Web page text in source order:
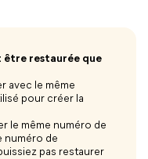
être restaurée que
avec le même
pour créer la
le même numéro de
numéro de
pas restaurer